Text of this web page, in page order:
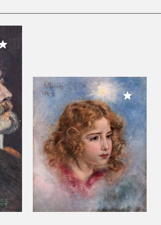
Meiner Sammlung hinzufügen
Meiner